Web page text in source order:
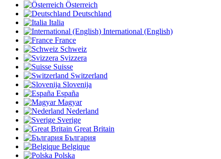
Österreich
Deutschland
Italia
International (English)
France
Schweiz
Svizzera
Suisse
Switzerland
Slovenija
España
Magyar
Nederland
Sverige
Great Britain
България
Belgique
Polska